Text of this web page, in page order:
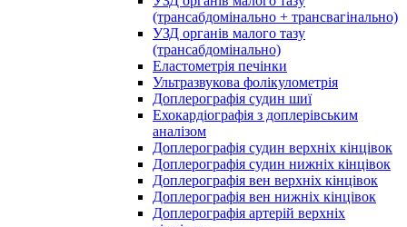
(трансабдомінально + трансвагінально)
УЗД органів малого тазу
(трансабдомінально)
Еластометрія печінки
Ультразвукова фолікулометрія
Доплерографія судин шиї
Ехокардіографія з доплерівським
аналізом
Доплерографія судин верхніх кінцівок
Доплерографія судин нижніх кінцівок
Доплерографія вен верхніх кінцівок
Доплерографія вен нижніх кінцівок
Доплерографія артерій верхніх